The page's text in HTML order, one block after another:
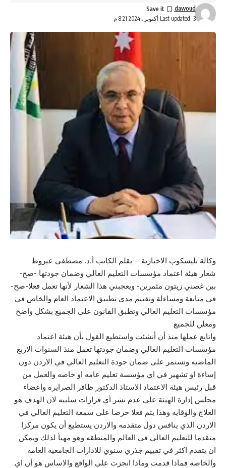
Last updated: 3 أكتوبر، 2024 8:21 م
dawoud
وكالة تليسكوب الاخبارية – بقلم الكاتب أ.د. مصطفى عيروط
شعار هيئة اعتماد مؤسسات التعليم العالي وضمان جودتها -صح-
بين غصني زيتون مثمرين- ويعجبني هذا الشعار لأنها تعمل فعلا-صح-
في متابعة ومساءلة وتقييم مدى تطبيق الاعتماد العام والخاص في
مؤسسات التعليم العالي وتطبق القانون على الجميع بشكل واضح
ومعلن للجميع
واتابع عملها منذ أن أنشئت واستطيع القول بأن هيئة اعتماد
مؤسسات التعليم العالي وضمان جودتها تعمل منذ السنوات الاربع
الماضيه وتستمر على ضمان جودة التعليم العالي في الاردن دون
إساءة او تشهير في اي مؤسسة تعليم عامه او خاصه والعمل من
قبل رئيس هيئة الاعتماد الاستاذ الدكتور ظافر الصرايره واعضاء
مجلس إدارة الهيئة على عدم نشر أي قرارات سلبيه لان الهدف هو
العلاج والوقايه وهذا يتم فعلا حرصا على سمعة التعليم العالي في
الاردن الذي ينافس دول متقدمه والاردن يستطيع أن يكون مركزا
متقدما للتعليم العالي في العالم والمنطقه وهو مهيأ لذلك ويمكن
ان يتقدم اكثر في تقييم جذري سنوي للادارات الجامعيه العامه
والخاصه فماذا قدمت وماذا انجزت على الواقع والاساس هو أن اي